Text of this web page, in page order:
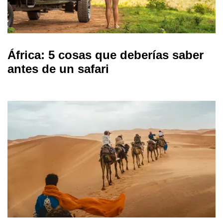
África: 5 cosas que deberías saber
antes de un safari